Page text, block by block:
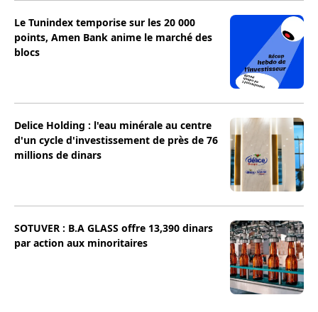
Le Tunindex temporise sur les 20 000
points, Amen Bank anime le marché des
blocs
Delice Holding : l'eau minérale au centre
d'un cycle d'investissement de près de 76
millions de dinars
SOTUVER : B.A GLASS offre 13,390 dinars
par action aux minoritaires